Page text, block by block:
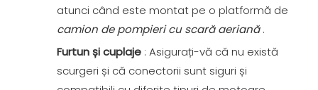
atunci când este montat pe o platformă de
camion de pompieri cu scară aeriană.
Furtun și cuplaje : Asigurați-vă că nu există
scurgeri și că conectorii sunt siguri și